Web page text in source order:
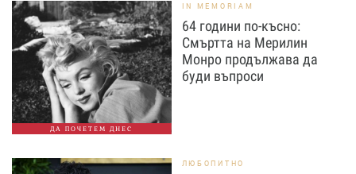
ДА ПОЧЕТЕМ ДНЕС
IN MEMORIAM
64 години по-късно:
Смъртта на Мерилин
Монро продължава да
буди въпроси
ЛЮБОПИТНО